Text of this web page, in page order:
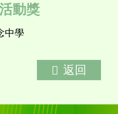
動獎
中學
返回